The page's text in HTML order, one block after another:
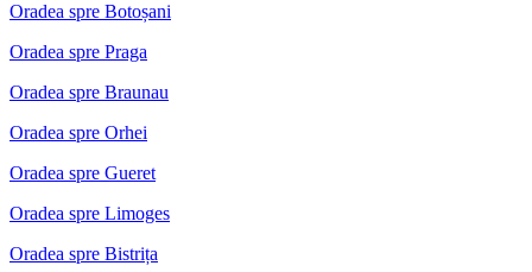
Oradea spre Botoșani
Oradea spre Praga
Oradea spre Braunau
Oradea spre Orhei
Oradea spre Gueret
Oradea spre Limoges
Oradea spre Bistrița